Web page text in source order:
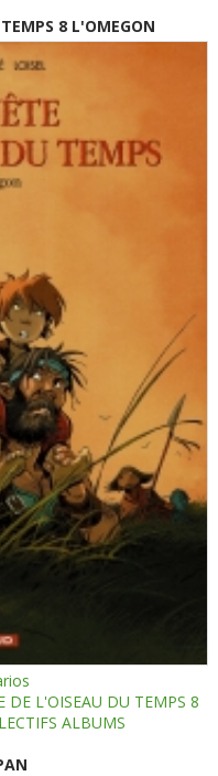
8 L'OMEGON
DE L'OISEAU DU TEMPS 8
ALBUMS